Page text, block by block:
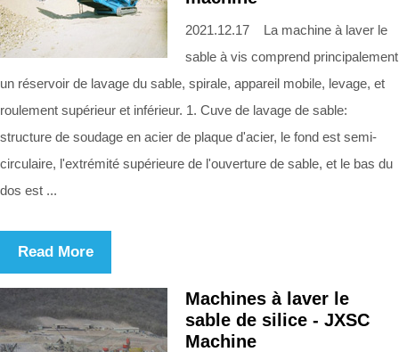
2021.12.17 La machine à laver le
sable à vis comprend principalement
un réservoir de lavage du sable, spirale, appareil mobile, levage, et
roulement supérieur et inférieur. 1. Cuve de lavage de sable:
structure de soudage en acier de plaque d'acier, le fond est semi-
circulaire, l'extrémité supérieure de l'ouverture de sable, et le bas du
dos est ...
Read More
Machines à laver le
sable de silice - JXSC
Machine